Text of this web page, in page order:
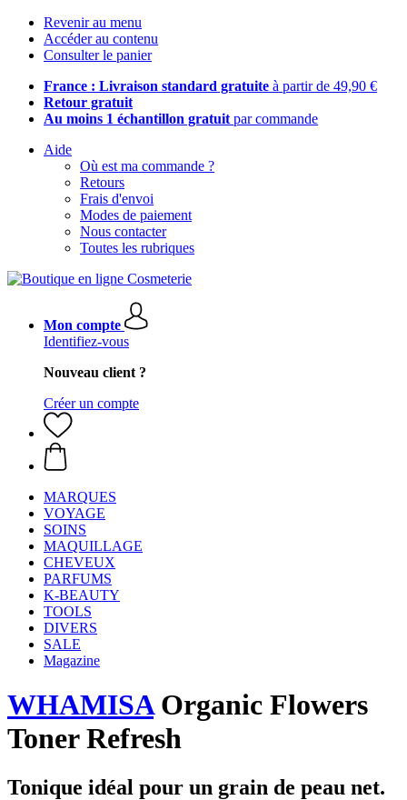
Revenir au menu
Accéder au contenu
Consulter le panier
France : Livraison standard gratuite à partir de 49,90 €
Retour gratuit
Au moins 1 échantillon gratuit par commande
Aide
Où est ma commande ?
Retours
Frais d'envoi
Modes de paiement
Nous contacter
Toutes les rubriques
Mon compte
Identifiez-vous
Nouveau client ?
Créer un compte
MARQUES
VOYAGE
SOINS
MAQUILLAGE
CHEVEUX
PARFUMS
K-BEAUTY
TOOLS
DIVERS
SALE
Magazine
WHAMISAOrganic Flowers
Toner Refresh
Tonique idéal pour un grain de peau net.